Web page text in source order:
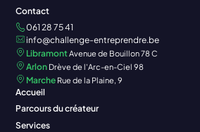
Contact
061 28 75 41
info@challenge-entreprendre.be
LibramontAvenue de Bouillon 78 C
Arlon Drève de l'Arc-en-Ciel 98
Marche Rue de la Plaine, 9
Accueil
Parcours du créateur
Services